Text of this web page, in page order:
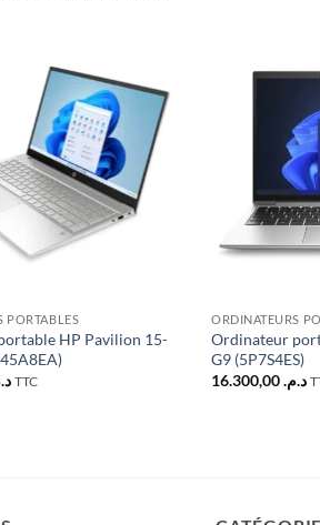
Ajouter
à la liste
d’envies
PORTABLES
HP Pavilion 15-
TTC
ORDINATEURS
Ordinateur
G9 (5P7S4ES)
د.م.16.300,00